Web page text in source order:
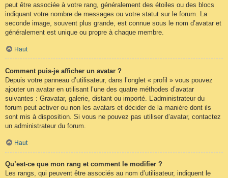
peut être associée à votre rang, généralement des étoiles ou des blocs
indiquant votre nombre de messages ou votre statut sur le forum. La
seconde image, souvent plus grande, est connue sous le nom d’avatar et
généralement est unique ou propre à chaque membre.
Haut
Comment puis-je afficher un avatar ?
Depuis votre panneau d’utilisateur, dans l’onglet « profil » vous pouvez
ajouter un avatar en utilisant l’une des quatre méthodes d’avatar
suivantes : Gravatar, galerie, distant ou importé. L’administrateur du
forum peut activer ou non les avatars et décider de la manière dont ils
sont mis à disposition. Si vous ne pouvez pas utiliser d’avatar, contactez
un administrateur du forum.
Haut
Qu’est-ce que mon rang et comment le modifier ?
Les rangs, qui peuvent être associés au nom d’utilisateur, indiquent le